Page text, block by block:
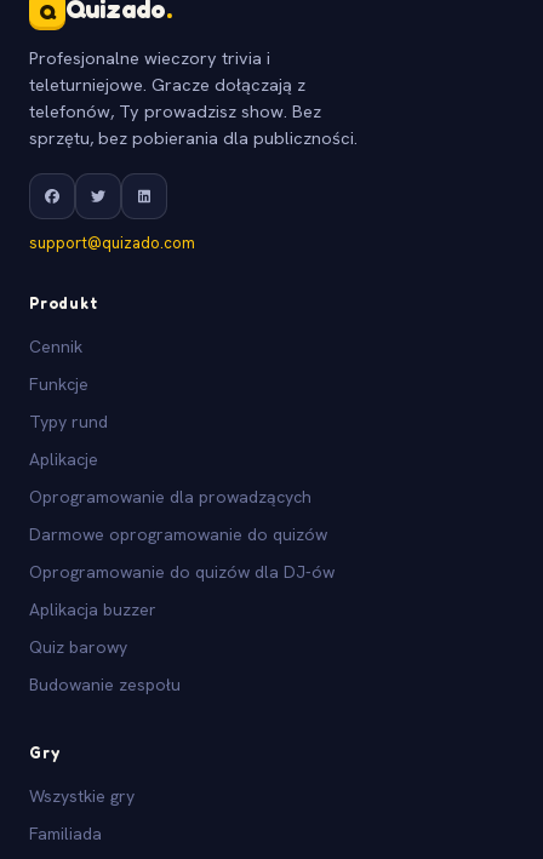
Q Quizado.
Profesjonalne wieczory trivia i
teleturniejowe. Gracze dołączają z
telefonów, Ty prowadzisz show. Bez
sprzętu, bez pobierania dla publiczności.
support@quizado.com
Produkt
Cennik
Funkcje
Typy rund
Aplikacje
Oprogramowanie dla prowadzących
Darmowe oprogramowanie do quizów
Oprogramowanie do quizów dla DJ-ów
Aplikacja buzzer
Quiz barowy
Budowanie zespołu
Gry
Wszystkie gry
Familiada